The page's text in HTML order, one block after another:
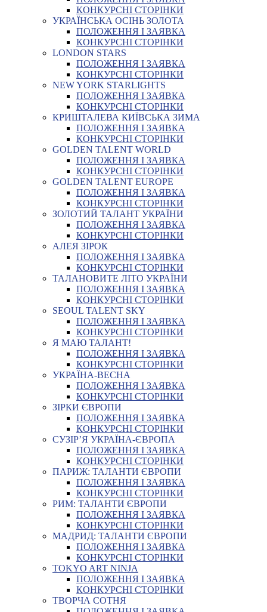
КОНКУРСНІ СТОРІНКИ
УКРАЇНСЬКА ОСІНЬ ЗОЛОТА
ПОЛОЖЕННЯ І ЗАЯВКА
КОНКУРСНІ СТОРІНКИ
LONDON STARS
ПОЛОЖЕННЯ І ЗАЯВКА
КОНКУРСНІ СТОРІНКИ
NEW YORK STARLIGHTS
ПОЛОЖЕННЯ І ЗАЯВКА
КОНКУРСНІ СТОРІНКИ
КРИШТАЛЕВА КИЇВСЬКА ЗИМА
ПОЛОЖЕННЯ І ЗАЯВКА
КОНКУРСНІ СТОРІНКИ
GOLDEN TALENT WORLD
ПОЛОЖЕННЯ І ЗАЯВКА
КОНКУРСНІ СТОРІНКИ
GOLDEN TALENT EUROPE
ПОЛОЖЕННЯ І ЗАЯВКА
КОНКУРСНІ СТОРІНКИ
ЗОЛОТИЙ ТАЛАНТ УКРАЇНИ
ПОЛОЖЕННЯ І ЗАЯВКА
КОНКУРСНІ СТОРІНКИ
АЛЕЯ ЗІРОК
ПОЛОЖЕННЯ І ЗАЯВКА
КОНКУРСНІ СТОРІНКИ
ТАЛАНОВИТЕ ЛІТО УКРАЇНИ
ПОЛОЖЕННЯ І ЗАЯВКА
КОНКУРСНІ СТОРІНКИ
SEOUL TALENT SKY
ПОЛОЖЕННЯ І ЗАЯВКА
КОНКУРСНІ СТОРІНКИ
Я МАЮ ТАЛАНТ!
ПОЛОЖЕННЯ І ЗАЯВКА
КОНКУРСНІ СТОРІНКИ
УКРАЇНА-ВЕСНА
ПОЛОЖЕННЯ І ЗАЯВКА
КОНКУРСНІ СТОРІНКИ
ЗІРКИ ЄВРОПИ
ПОЛОЖЕННЯ І ЗАЯВКА
КОНКУРСНІ СТОРІНКИ
СУЗІР’Я УКРАЇНА-ЄВРОПА
ПОЛОЖЕННЯ І ЗАЯВКА
КОНКУРСНІ СТОРІНКИ
ПАРИЖ: ТАЛАНТИ ЄВРОПИ
ПОЛОЖЕННЯ І ЗАЯВКА
КОНКУРСНІ СТОРІНКИ
РИМ: ТАЛАНТИ ЄВРОПИ
ПОЛОЖЕННЯ І ЗАЯВКА
КОНКУРСНІ СТОРІНКИ
МАДРИД: ТАЛАНТИ ЄВРОПИ
ПОЛОЖЕННЯ І ЗАЯВКА
КОНКУРСНІ СТОРІНКИ
TOKYO ART NINJA
ПОЛОЖЕННЯ І ЗАЯВКА
КОНКУРСНІ СТОРІНКИ
ТВОРЧА СОТНЯ